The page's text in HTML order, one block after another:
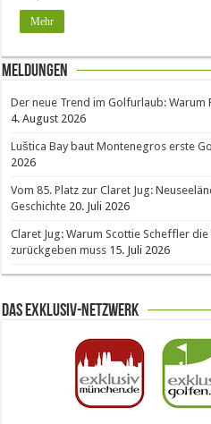
Mehr
Meldungen
Der neue Trend im Golfurlaub:
4. August 2026
Luštica Bay baut Montenegros erste
2026
Vom 85. Platz zur Claret Jug:
Geschichte 20. Juli 2026
Claret Jug: Warum Scottie Scheffler
zurückgeben muss 15. Juli 2026
Das Exklusiv-Netzwerk